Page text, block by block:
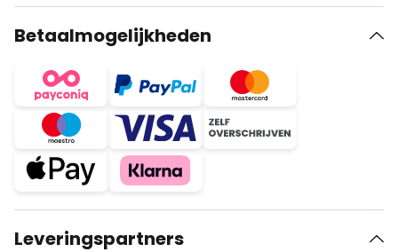
Betaalmogelijkheden
Leveringspartners